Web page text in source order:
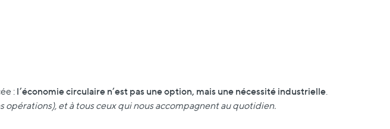
: l’économie circulaire n’est pas une option, mais une nécessité industrielle.
et à tous ceux qui nous accompagnent au quotidien.